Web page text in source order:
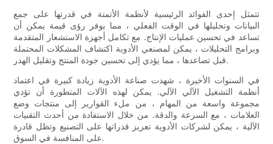
تتمثل إحدى الفوائد الرئيسية لأنظمة الأتمتة في قدرتها على جمع
البيانات وتحليلها في الوقت الفعلي ، مما يوفر رؤى قيمة يمكن أن
تساعد في تحسين عمليات الإنتاج. مع تكامل أجهزة الاستشعار المتقدمة
وبرامج التحليلات ، يمكن لمصنعي الأدوية اكتشاف المشكلات المحتملة
قبل تصاعدها ، مما يؤدي إلى تحسين جودة المنتج وتقليل الهدر.
في السنوات الأخيرة ، شهدت صناعة الأدوية زيادة كبيرة في اعتماد
أنظمة التشغيل الآلي الآلي. يمكن لهذه الآلات المتطورة أن تؤدي
مجموعة واسعة من المهام ، من ملء القوارير إلى منتجات وضع
العلامات ، مع السرعة والدقة. من خلال الاستفادة من أحدث التقنيات
الآلية ، يمكن لشركات الأدوية تعزيز قدراتها على التصنيع وتظل قادرة
على المنافسة في السوق.